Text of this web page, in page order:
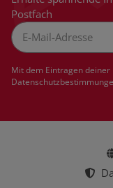
Postfach
Mit dem Eintragen